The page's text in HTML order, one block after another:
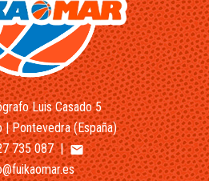
Luis Casado 5
| Pontevedra (España)
735 087|email